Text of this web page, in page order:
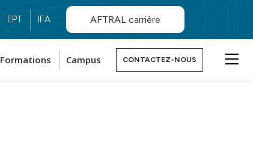
EPT IFA AFTRAL carrière
Formations Campus CONTACTEZ-NOUS